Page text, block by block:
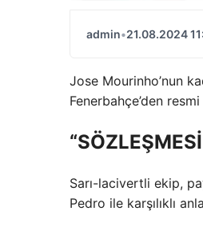
admin•21.08.2024
Jose Mourinho’nun
Fenerbahçe’den
Sarı-lacivertli ekip,
Pedro ile karşılıklı